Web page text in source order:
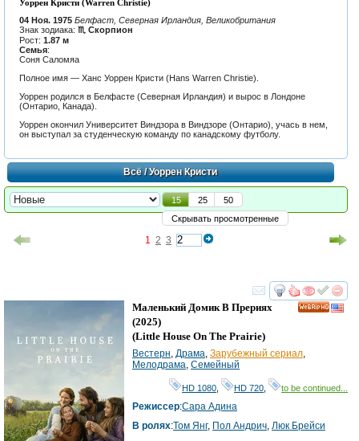
Уоррен Кристи (Warren Christie)
04 Ноя. 1975 Белфаст, Северная Ирландия, Великобритания
Знак зодиака: ♏ Скорпион
Рост: 1.87 м
Семья:
Соня Саломяа
Полное имя — Ханс Уоррен Кристи (Hans Warren Christie).
Уоррен родился в Белфасте (Северная Ирландия) и вырос в Лондоне
(Онтарио, Канада).
Уоррен окончил Университет Виндзора в Виндзоре (Онтарио), учась в нем,
он выступал за студенческую команду по канадскому футболу.
Всё/ Уоррен Кристи
15 25
50
Скрывать просмотренные
1 2 3
смотреть
Маленький Домик В Прериях
(2025)
(Little House On The Prairie)
Вестерн Драма Зарубежный сериал
Мелодрама Семейный
HD 1080 HD 720 to be continued...
Режиссер:Сара Адина
В ролях:Том Янг, Пол Андрич Люк Брейси